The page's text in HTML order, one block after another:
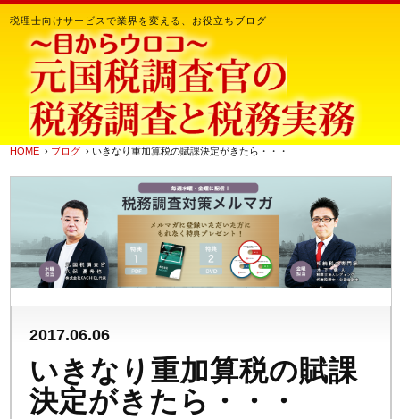
税理士向けサービスで業界を変える、お役立ちブログ
HOME › ブログ › いきなり重加算税の賦課決定がきたら・・・
2017.06.06
いきなり重加算税の賦課
決定がきたら・・・